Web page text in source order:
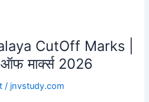
CutOff Marks |
ऑफ मार्क्स 2026
/ jnvstudy.com